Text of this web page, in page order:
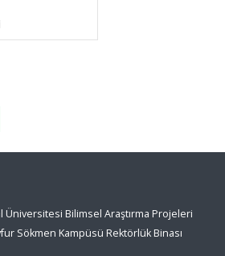
Üniversitesi Bilimsel Araştırma Projeleri
Sökmen Kampüsü Rektörlük Binası